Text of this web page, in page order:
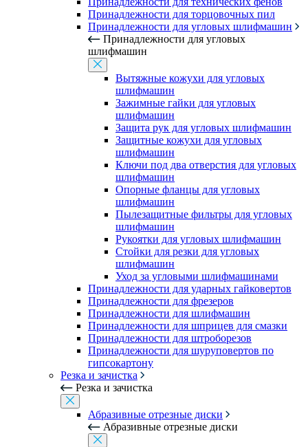
Принадлежности для торцовочных пил
Принадлежности для угловых шлифмашин
Принадлежности для угловых
шлифмашин
Вытяжные кожухи для угловых
шлифмашин
Зажимные гайки для угловых
шлифмашин
Защита рук для угловых шлифмашин
Защитные кожухи для угловых
шлифмашин
Ключи под два отверстия для угловых
шлифмашин
Опорные фланцы для угловых
шлифмашин
Пылезащитные фильтры для угловых
шлифмашин
Рукоятки для угловых шлифмашин
Стойки для резки для угловых
шлифмашин
Уход за угловыми шлифмашинами
Принадлежности для ударных гайковертов
Принадлежности для фрезеров
Принадлежности для шлифмашин
Принадлежности для шприцев для смазки
Принадлежности для штроборезов
Принадлежности для шуруповертов по
гипсокартону
Резка и зачистка
Резка и зачистка
Абразивные отрезные диски
Абразивные отрезные диски